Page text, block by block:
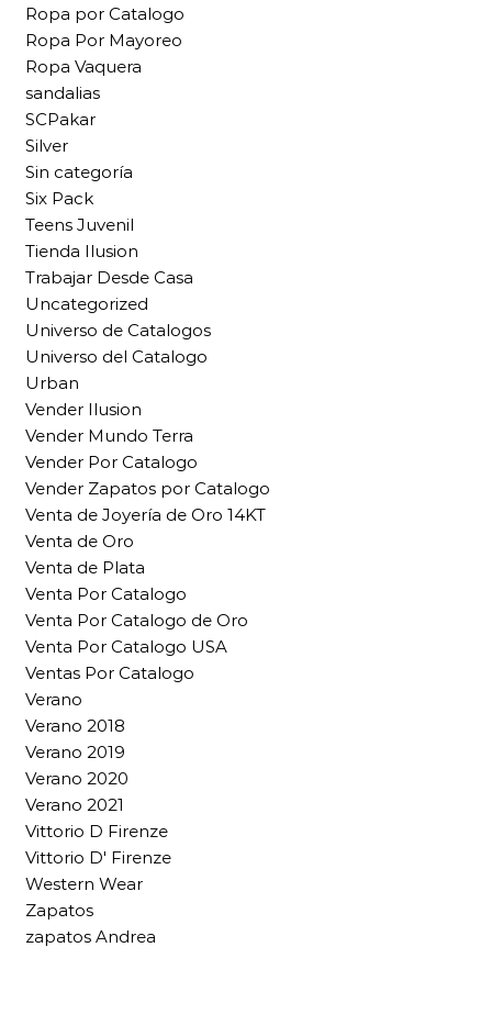
Ropa por Catalogo
Ropa Por Mayoreo
Ropa Vaquera
sandalias
SCPakar
Silver
Sin categoría
Six Pack
Teens Juvenil
Tienda Ilusion
Trabajar Desde Casa
Uncategorized
Universo de Catalogos
Universo del Catalogo
Urban
Vender Ilusion
Vender Mundo Terra
Vender Por Catalogo
Vender Zapatos por Catalogo
Venta de Joyería de Oro 14KT
Venta de Oro
Venta de Plata
Venta Por Catalogo
Venta Por Catalogo de Oro
Venta Por Catalogo USA
Ventas Por Catalogo
Verano
Verano 2018
Verano 2019
Verano 2020
Verano 2021
Vittorio D Firenze
Vittorio D' Firenze
Western Wear
Zapatos
zapatos Andrea